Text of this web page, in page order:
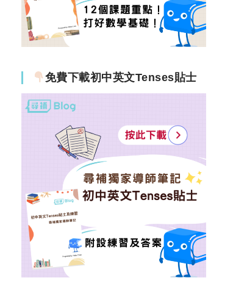
免費下載初中英文Tenses貼士